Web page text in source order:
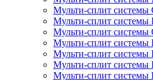
Мульти-сплит системы
Мульти-сплит
Мульти-сплит системы
Мульти-сплит системы
Мульти-сплит системы
Мульти-сплит системы
Мульти-сплит системы